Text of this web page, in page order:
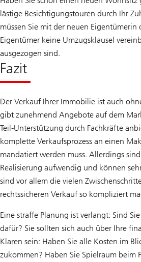
lästige Besichtigungstouren durch Ihr
müssen Sie mit der neuen Eigentümerin
Eigentümer keine Umzugsklausel
ausgezogen sind.
Fazit
Der Verkauf Ihrer Immobilie ist auch
gibt zunehmend Angebote auf dem
Teil-Unterstützung durch Fachkräfte
komplette Verkaufsprozess an einen
mandatiert werden muss. Allerdings
Realisierung aufwendig und können
sind vor allem die vielen
rechtssicheren Verkauf so kompliziert
Eine straffe Planung ist verlangt: Sind
dafür? Sie sollten sich auch über Ihre
Klaren sein: Haben Sie alle Kosten im
zukommen? Haben Sie Spielraum beim